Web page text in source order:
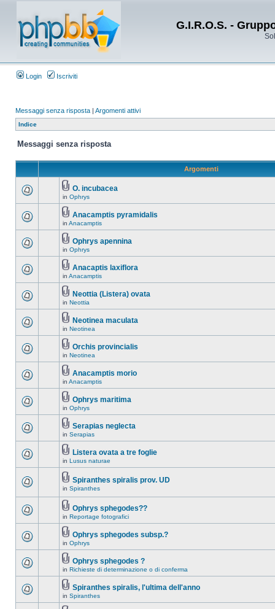
G.I.R.O.S. -
Login Iscriviti
Messaggi senza risposta | Argomenti attivi
Indice
Messaggi senza risposta
Argomenti
O. incubacea
in Ophrys
Anacamptis pyramidalis
in Anacamptis
Ophrys apennina
in Ophrys
Anacaptis laxiflora
in Anacamptis
Neottia (Listera) ovata
in Neottia
Neotinea maculata
in Neotinea
Orchis provincialis
in Neotinea
Anacamptis morio
in Anacamptis
Ophrys maritima
in Ophrys
Serapias neglecta
in Serapias
Listera ovata a tre foglie
in Lusus naturae
Spiranthes spiralis prov. UD
in Spiranthes
Ophrys sphegodes??
in Reportage fotografici
Ophrys sphegodes subsp.?
in Ophrys
Ophrys sphegodes ?
in Richieste di determinazione o di conferma
Spiranthes spiralis, l'ultima dell'anno
in Spiranthes